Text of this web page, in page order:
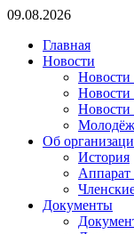
Перейти
содержимому
09.08.2026
Главная
Новости
Новости
Новости
Об
История
Документы